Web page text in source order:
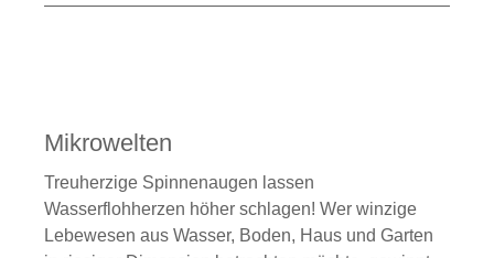
Mikrowelten
Treuherzige Spinnenaugen lassen
Wasserflohherzen höher schlagen! Wer winzige
Lebewesen aus Wasser, Boden, Haus und Garten